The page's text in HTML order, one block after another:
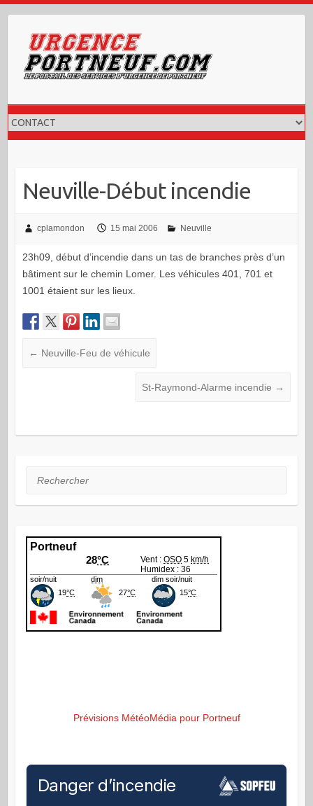
content
Neuville-Début incendie
cplamondon 15 mai 2006 Neuville
23h09, début d’incendie dans un tas de branches près d’un
bâtiment sur le chemin Lomer. Les véhicules 401, 701 et
1001 étaient sur les lieux.
← Neuville-Feu de véhicule
St-Raymond-Alarme incendie →
Rechercher
Prévisions MétéoMédia pour Portneuf
Danger d’incendie